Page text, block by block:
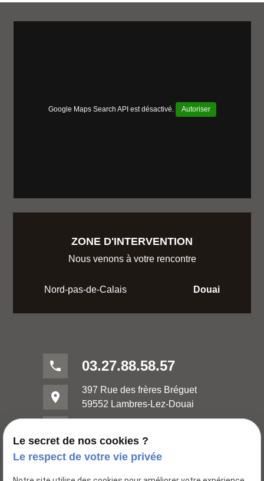
Google Maps Search API est désactivé. Autoriser
ZONE D'INTERVENTION
Nous venons à votre rencontre
Nord-pas-de-Calais Douai
phone 03.27.88.58.57
place
397 Rue des frères Bréguet
59552 Lambres-Lez-Douai
Le secret de nos cookies ?
Le respect de votre vie privée